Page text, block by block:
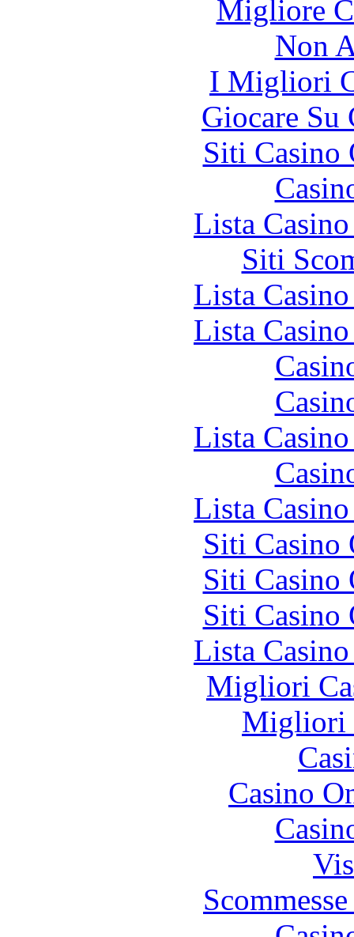
Migliore
Non
I Migliori
Giocare Su
Siti Casino
Lista
Siti
Lista
Lista
Lista
Lista
Siti Casino
Siti Casino
Siti Casino
Lista
Migliori
Migliori
Casino